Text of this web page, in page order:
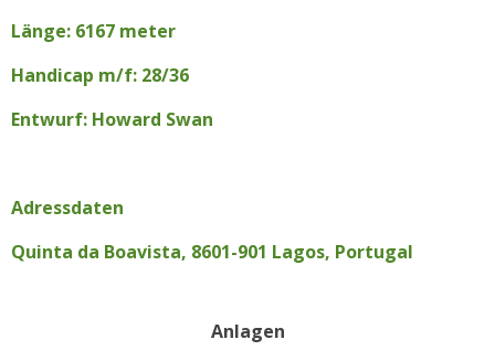
Länge: 6167 meter
Handicap m/f: 28/36
Entwurf: Howard Swan
Adressdaten
Quinta da Boavista, 8601-901 Lagos, Portugal
Anlagen